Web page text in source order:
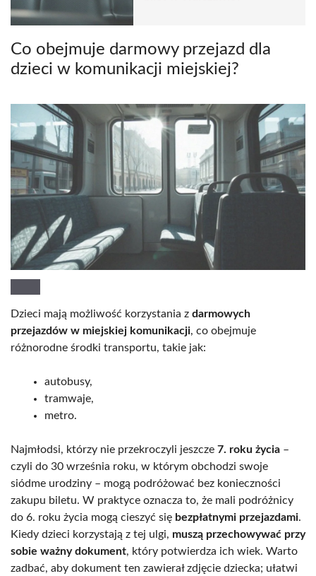
Co obejmuje darmowy przejazd dla
dzieci w komunikacji miejskiej?
Dzieci mają możliwość korzystania z darmowych
przejazdów w miejskiej komunikacji, co obejmuje
różnorodne środki transportu, takie jak:
autobusy,
tramwaje,
metro.
Najmłodsi, którzy nie przekroczyli jeszcze 7. roku życia –
czyli do 30 września roku, w którym obchodzi swoje
siódme urodziny – mogą podróżować bez konieczności
zakupu biletu. W praktyce oznacza to, że mali podróżnicy
do 6. roku życia mogą cieszyć się bezpłatnymi przejazdami.
Kiedy dzieci korzystają z tej ulgi, muszą przechowywać przy
sobie ważny dokument, który potwierdza ich wiek. Warto
zadbać, aby dokument ten zawierał zdjęcie dziecka; ułatwi